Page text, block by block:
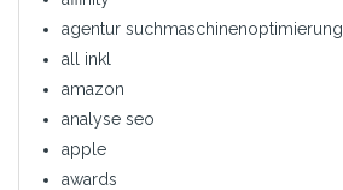
agentur suchmaschinenoptimierung
all inkl
amazon
analyse seo
apple
awards